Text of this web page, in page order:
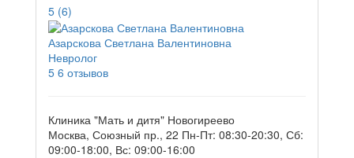
5 (6)
Азарскова Светлана Валентиновна
Невролог
5 6 отзывов
Клиника "Мать и дитя" Новогиреево
Москва, Союзный пр., 22 Пн-Пт: 08:30-20:30, Сб:
09:00-18:00, Вс: 09:00-16:00